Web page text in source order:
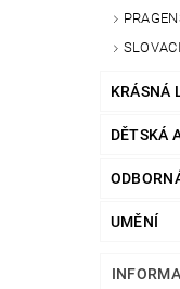
KRÁSNÁ
DĚTSKÁ
UMĚNÍ